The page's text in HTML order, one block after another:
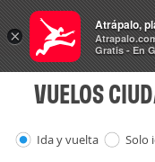
Vuelos
VUELOS
Ida y vuelta Solo
×
Atrápalo,
Gratis - En